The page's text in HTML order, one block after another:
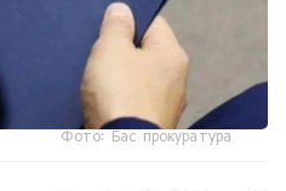
Фото: Бас прокуратура